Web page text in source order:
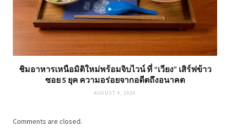
ชิมอาหารเหนือมิติใหม่พร้อมจิบไวน์ ที่ “เวียง” เสิร์ฟข้าว
ซอย 5 ยุค ความอร่อยจากอดีตถึงอนาคต
AUGUST 4, 2026
Comments are closed.